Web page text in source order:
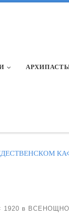
1920 в